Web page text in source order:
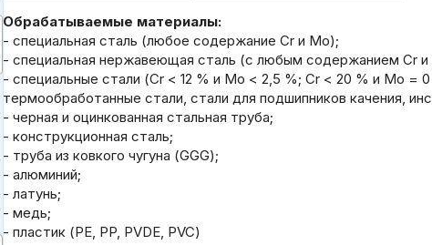
Обрабатываемые материалы:
- специальная сталь (любое содержание Cr и Mo);
- специальная нержавеющая сталь (с любым содержанием Cr и
- специальные стали (Cr < 12 % и Mo < 2,5 %; Cr < 20 % и Mo
термообработанные стали, стали для подшипников качения,
- черная и оцинкованная стальная труба;
- конструкционная сталь;
- труба из ковкого чугуна (GGG);
- алюминий;
- латунь;
- медь;
- пластик (PE, PP, PVDE, PVC)